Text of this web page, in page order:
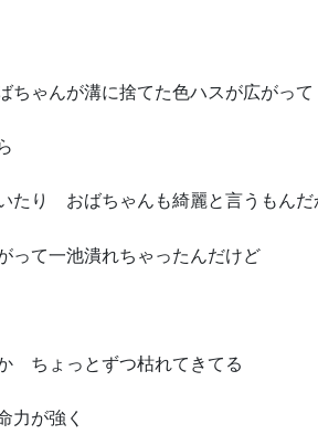
ちゃんが溝に捨てた色ハスが広がって
たり おばちゃんも綺麗と言うもんだ
って一池潰れちゃったんだけど
ちょっとずつ枯れてきてる
力が強く